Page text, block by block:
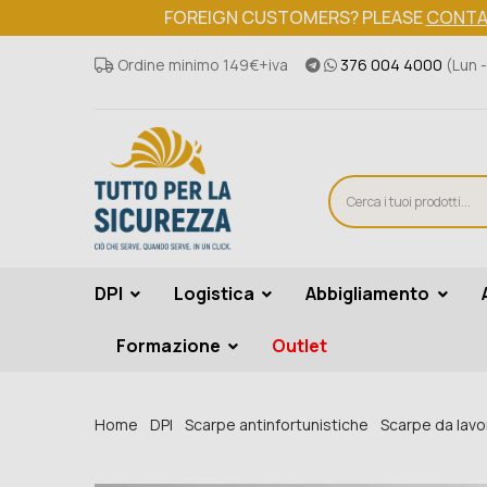
FOREIGN CUSTOMERS? PLEASE
Ordine minimo 149€+iva 376 004 4000 (Lun
DPI Logistica Abbigliamento
Formazione Outlet
Home DPI Scarpe antinfortunistiche Scarpe da